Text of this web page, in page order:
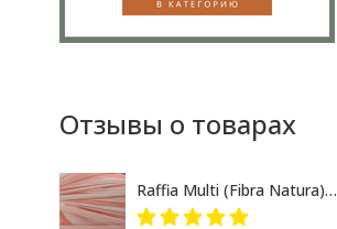
Отзывы о товарах
Raffia Multi (Fibra Natura) 117-17 розово-кремовый меланж, пряжа 35г